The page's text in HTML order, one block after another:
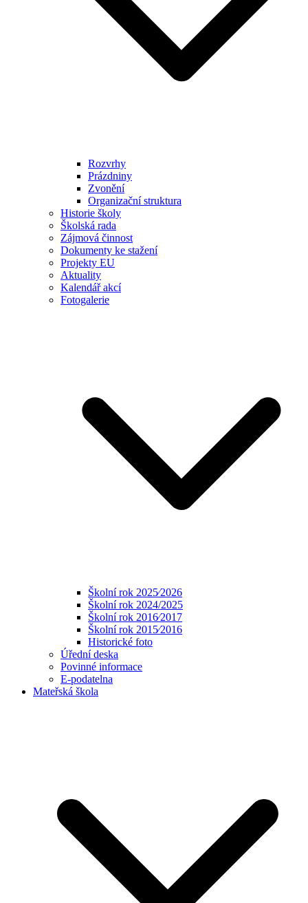
Rozvrhy
Prázdniny
Zvonění
Organizační struktura
Historie školy
Školská rada
Zájmová činnost
Dokumenty ke stažení
Projekty EU
Aktuality
Kalendář akcí
Fotogalerie
Školní rok 2025⁄2026
Školní rok 2024/2025
Školní rok 2016⁄2017
Školní rok 2015⁄2016
Historické foto
Úřední deska
Povinné informace
E-podatelna
Mateřská škola